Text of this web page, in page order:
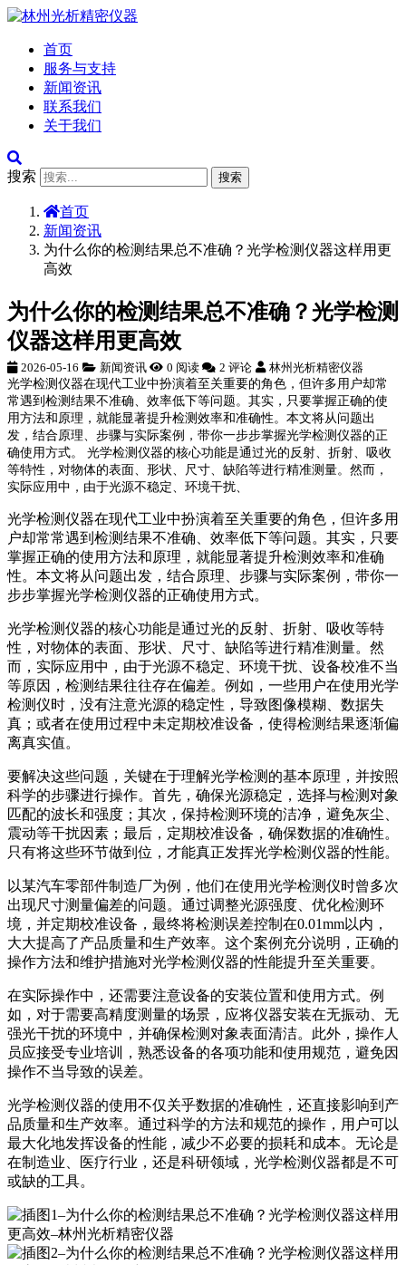
首页
服务与支持
新闻资讯
联系我们
关于我们
搜索 搜索
首页
新闻资讯
为什么你的检测结果总不准确？光学检测仪器这样用更
高效
为什么你的检测结果总不准确？光学检测
仪器这样用更高效
2026-05-16 新闻资讯 0 阅读 2 评论 林州光析精密仪器
光学检测仪器在现代工业中扮演着至关重要的角色，但许多用户却常
常遇到检测结果不准确、效率低下等问题。其实，只要掌握正确的使
用方法和原理，就能显著提升检测效率和准确性。本文将从问题出
发，结合原理、步骤与实际案例，带你一步步掌握光学检测仪器的正
确使用方式。 光学检测仪器的核心功能是通过光的反射、折射、吸收
等特性，对物体的表面、形状、尺寸、缺陷等进行精准测量。然而，
实际应用中，由于光源不稳定、环境干扰、
光学检测仪器在现代工业中扮演着至关重要的角色，但许多用
户却常常遇到检测结果不准确、效率低下等问题。其实，只要
掌握正确的使用方法和原理，就能显著提升检测效率和准确
性。本文将从问题出发，结合原理、步骤与实际案例，带你一
步步掌握光学检测仪器的正确使用方式。
光学检测仪器的核心功能是通过光的反射、折射、吸收等特
性，对物体的表面、形状、尺寸、缺陷等进行精准测量。然
而，实际应用中，由于光源不稳定、环境干扰、设备校准不当
等原因，检测结果往往存在偏差。例如，一些用户在使用光学
检测仪时，没有注意光源的稳定性，导致图像模糊、数据失
真；或者在使用过程中未定期校准设备，使得检测结果逐渐偏
离真实值。
要解决这些问题，关键在于理解光学检测的基本原理，并按照
科学的步骤进行操作。首先，确保光源稳定，选择与检测对象
匹配的波长和强度；其次，保持检测环境的洁净，避免灰尘、
震动等干扰因素；最后，定期校准设备，确保数据的准确性。
只有将这些环节做到位，才能真正发挥光学检测仪器的性能。
以某汽车零部件制造厂为例，他们在使用光学检测仪时曾多次
出现尺寸测量偏差的问题。通过调整光源强度、优化检测环
境，并定期校准设备，最终将检测误差控制在0.01mm以内，
大大提高了产品质量和生产效率。这个案例充分说明，正确的
操作方法和维护措施对光学检测仪器的性能提升至关重要。
在实际操作中，还需要注意设备的安装位置和使用方式。例
如，对于需要高精度测量的场景，应将仪器安装在无振动、无
强光干扰的环境中，并确保检测对象表面清洁。此外，操作人
员应接受专业培训，熟悉设备的各项功能和使用规范，避免因
操作不当导致的误差。
光学检测仪器的使用不仅关乎数据的准确性，还直接影响到产
品质量和生产效率。通过科学的方法和规范的操作，用户可以
最大化地发挥设备的性能，减少不必要的损耗和成本。无论是
在制造业、医疗行业，还是科研领域，光学检测仪器都是不可
或缺的工具。